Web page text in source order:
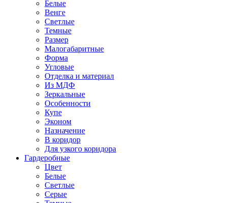
Белые
Венге
Светлые
Темные
Размер
Малогабаритные
Форма
Угловые
Отделка и материал
Из МДФ
Зеркальные
Особенности
Купе
Эконом
Назначение
В коридор
Для узкого коридора
Гардеробные
Цвет
Белые
Светлые
Серые